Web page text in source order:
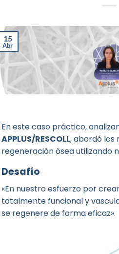
15
Abr
En este caso práctico,
APPLUS/RESCOLL, abordó los
regeneración ósea utilizando
Desafío
«En nuestro esfuerzo por
totalmente funcional y
se regenere de forma eficaz».